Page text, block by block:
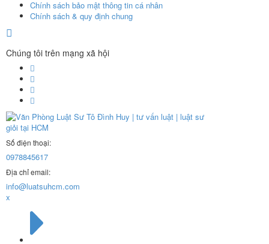
Chính sách bảo mật thông tin cá nhân
Chính sách & quy định chung
Chúng tôi trên mạng xã hội
Số điện thoại:
0978845617
Địa chỉ email:
info@luatsuhcm.com
x